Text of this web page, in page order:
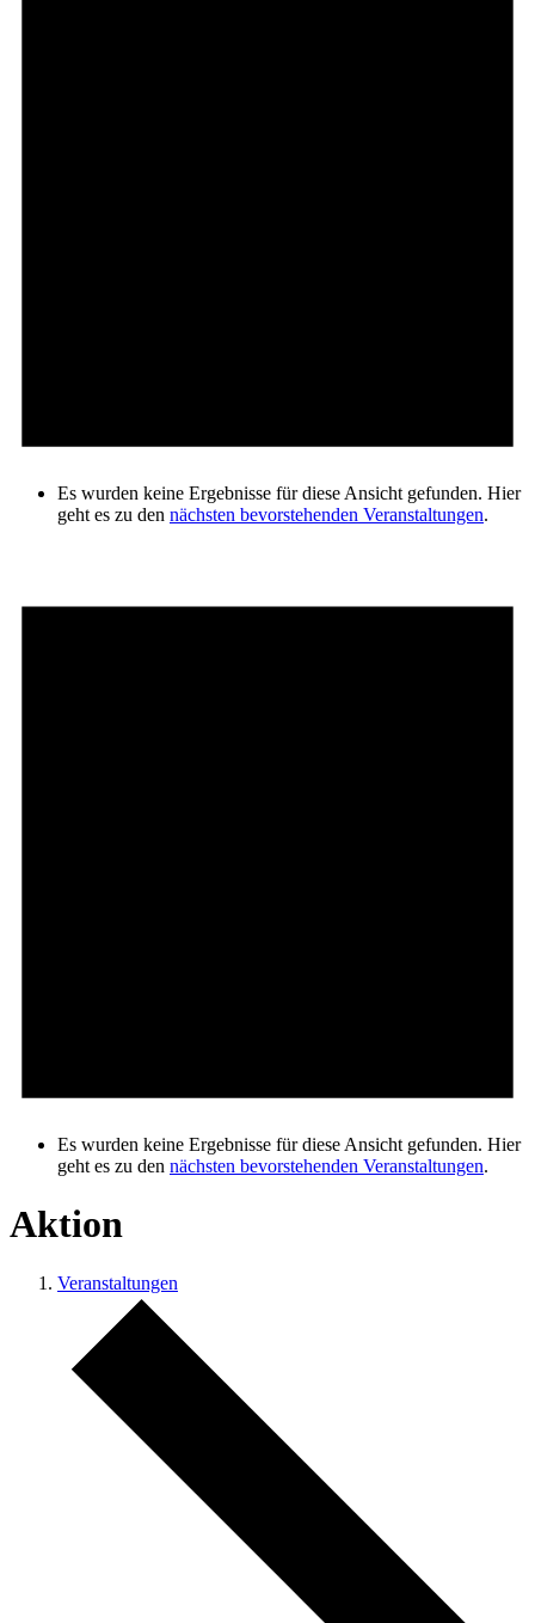
Es wurden keine Ergebnisse für diese Ansicht gefunden. Hier
geht es zu den nächsten bevorstehenden Veranstaltungen.
Es wurden keine Ergebnisse für diese Ansicht gefunden. Hier
geht es zu den nächsten bevorstehenden Veranstaltungen.
Aktion
Veranstaltungen